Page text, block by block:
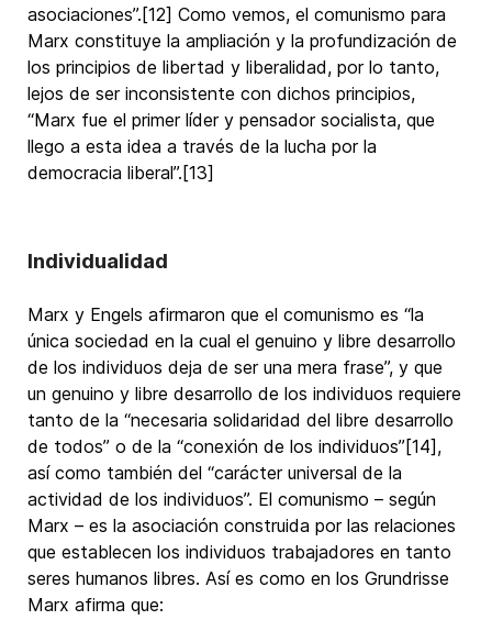
asociaciones”.[12] Como vemos, el comunismo para
Marx constituye la ampliación y la profundización de
los principios de libertad y liberalidad, por lo tanto,
lejos de ser inconsistente con dichos principios,
“Marx fue el primer líder y pensador socialista, que
llego a esta idea a través de la lucha por la
democracia liberal”.[13]
Individualidad
Marx y Engels afirmaron que el comunismo es “la
única sociedad en la cual el genuino y libre desarrollo
de los individuos deja de ser una mera frase”, y que
un genuino y libre desarrollo de los individuos requiere
tanto de la “necesaria solidaridad del libre desarrollo
de todos” o de la “conexión de los individuos”[14],
así como también del “carácter universal de la
actividad de los individuos”. El comunismo – según
Marx – es la asociación construida por las relaciones
que establecen los individuos trabajadores en tanto
seres humanos libres. Así es como en los Grundrisse
Marx afirma que: